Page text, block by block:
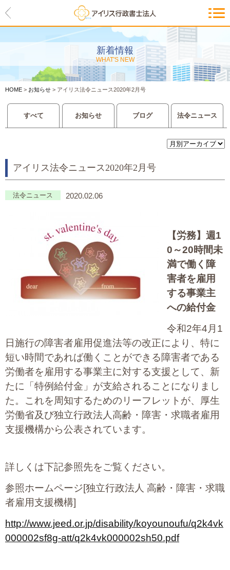
新着情報
WHAT'S NEW
HOME > お知らせ > アイリス法令ニュース2020年2月号
すべて お知らせ ブログ 法令ニュース
アイリス法令ニュース2020年2月号
法令ニュース 2020.02.06
【労務】 週1
0～20時間未
満で働く障
害者を雇用
する事業主
への給付金
令和2年4月1
日施行の障害者雇用促進法等の改正により、特に
短い時間であれば働くことができる障害者である
労働者を雇用する事業主に対する支援として、新
たに「特例給付金」が支給されることになりまし
た。これを周知するためのリーフレットが、厚生
労働省及び独立行政法人高齢・障害・求職者雇用
支援機構から公表されています。
詳しくは下記参照先をご覧ください。
参照ホームページ[独立行政法人 高齢・障害・求職
者雇用支援機構]
http://www.jeed.or.jp/disability/koyounoufu/q2k4vk
000002sf8g-att/q2k4vk000002sh50.pdf
HOME
アイリスの紹介
代表ご挨拶・経営理念・アイリス
のお約束
会社概要・アクセスマップ
サービス一覧
入管等外国人各種手続き
建設業許可申請
大切な書類作成サポート
その他各種手続き
費用の目安
お客様の声
よくあるご質問
採用情報・パートナー募集
新着情報
プライバシーポリシー
営業時間: 9：00～18：009：00～18：00